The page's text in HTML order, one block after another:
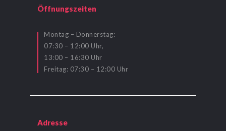
Öffnungszeiten
Montag – Donnerstag:
07:30 – 12:00 Uhr,
13:00 – 16:30 Uhr
Freitag: 07:30 – 12:00 Uhr
Adresse